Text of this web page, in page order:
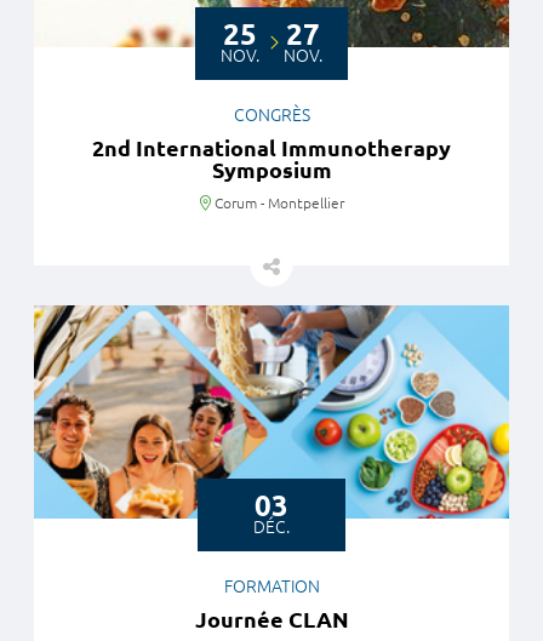
25
NOV.
27
NOV.
CONGRÈS
2nd International Immunotherapy
Symposium
Lieu
Corum - Montpellier
03
DÉC.
FORMATION
Journée CLAN